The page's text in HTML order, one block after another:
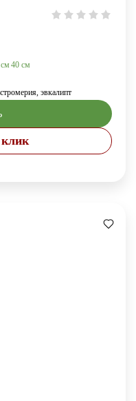
40 см
эвкалипт